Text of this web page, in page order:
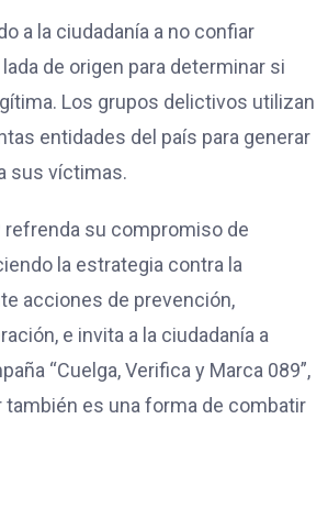
a la ciudadanía a no confiar
de origen para determinar si
Los grupos delictivos utilizan
entidades del país para generar
sus víctimas.
refrenda su compromiso de
la estrategia contra la
acciones de prevención,
e invita a la ciudadanía a
“Cuelga, Verifica y Marca 089”,
también es una forma de combatir